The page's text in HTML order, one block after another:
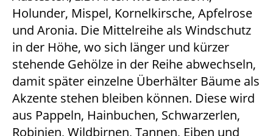
Holunder, Mispel, Kornelkirsche, Apfelrose
und Aronia. Die Mittelreihe als Windschutz
in der Höhe, wo sich länger und kürzer
stehende Gehölze in der Reihe abwechseln,
damit später einzelne Überhälter Bäume als
Akzente stehen bleiben können. Diese wird
aus Pappeln, Hainbuchen, Schwarzerlen,
Robinien, Wildbirnen, Tannen, Eiben und